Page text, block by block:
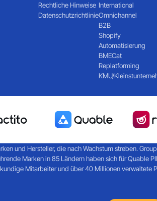
Rechtliche Hinweise
Datenschutzrichtlinie
International
Omnichannel
B2B
Shopify
Automatisierung
BMECat
Replatforming
KMU/
und Hersteller, die nach Wachstum streben.
Marken in 85 Ländern haben sich für Quable
Mitarbeiter und über 40 Millionen verwaltete